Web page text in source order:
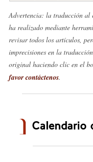
Advertencia: la traducción
ha realizado mediante
revisar todos los artículos,
imprecisiones en la
original haciendo clic en el
favor contáctenos.
Calendario